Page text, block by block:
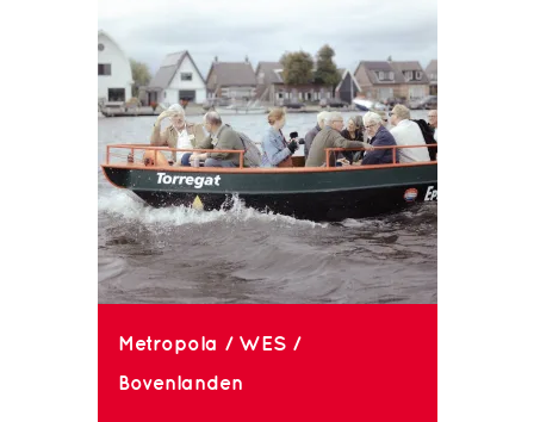
Metropola / WES /
Bovenlanden